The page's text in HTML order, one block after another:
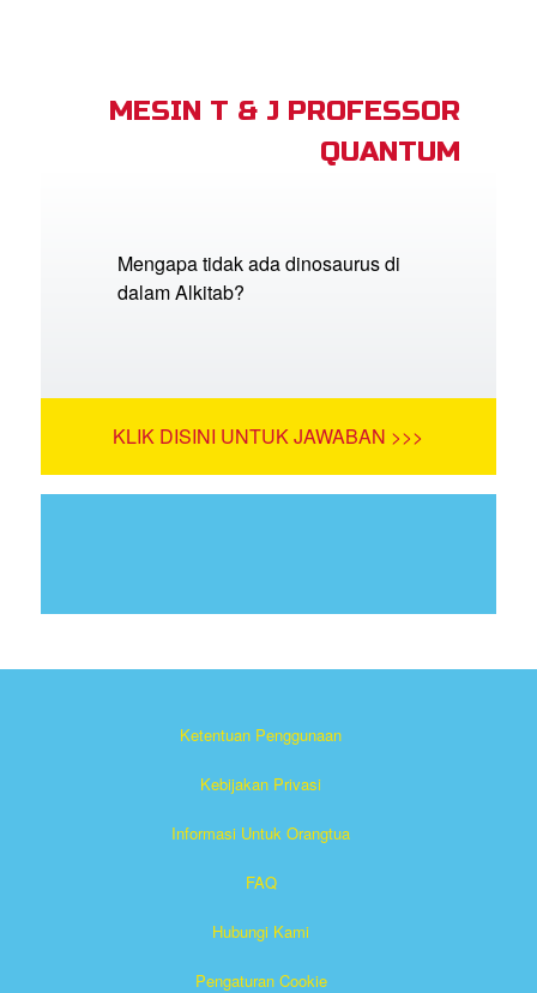
MESIN T & J PROFESSOR
QUANTUM
Mengapa tidak ada dinosaurus di
dalam Alkitab?
KLIK DISINI UNTUK JAWABAN >>>
Ketentuan Penggunaan
Kebijakan Privasi
Informasi Untuk Orangtua
FAQ
Hubungi Kami
Pengaturan Cookie